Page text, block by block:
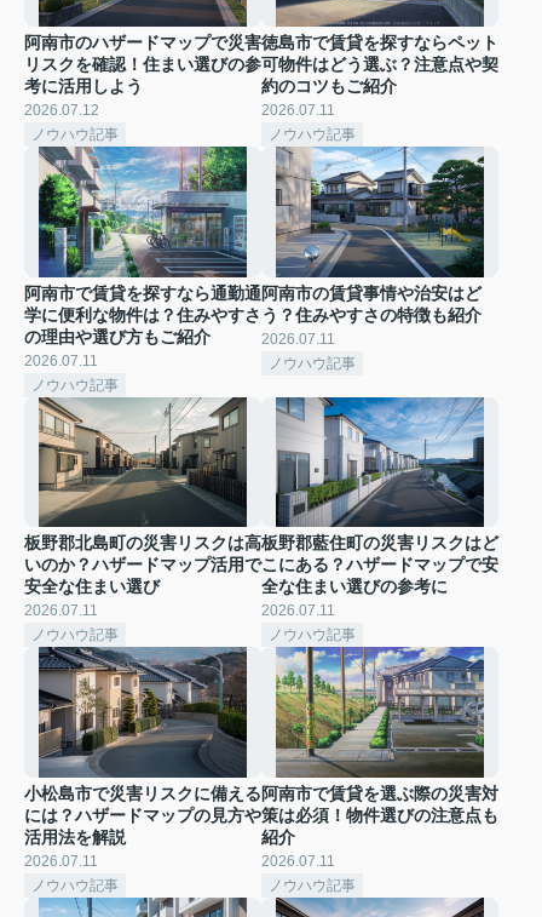
阿南市のハザードマップで災害
リスクを確認！住まい選びの参
考に活用しよう
2026.07.12
ノウハウ記事
徳島市で賃貸を探すならペット
可物件はどう選ぶ？注意点や契
約のコツもご紹介
2026.07.11
ノウハウ記事
阿南市で賃貸を探すなら通勤通
学に便利な物件は？住みやすさ
の理由や選び方もご紹介
2026.07.11
ノウハウ記事
阿南市の賃貸事情や治安はど
う？住みやすさの特徴も紹介
2026.07.11
ノウハウ記事
板野郡北島町の災害リスクは高
いのか？ハザードマップ活用で
安全な住まい選び
2026.07.11
ノウハウ記事
板野郡藍住町の災害リスクはど
こにある？ハザードマップで安
全な住まい選びの参考に
2026.07.11
ノウハウ記事
小松島市で災害リスクに備える
には？ハザードマップの見方や
活用法を解説
2026.07.11
ノウハウ記事
阿南市で賃貸を選ぶ際の災害対
策は必須！物件選びの注意点も
紹介
2026.07.11
ノウハウ記事